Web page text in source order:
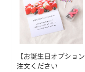
【お誕生日オプショ
注文ください